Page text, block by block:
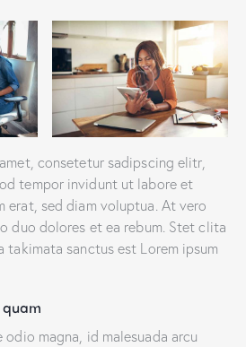
consetetur sadipscing elitr,
tempor invidunt ut labore et
erat, sed diam voluptua. At vero
duo dolores et ea rebum. Stet clita
takimata sanctus est Lorem ipsum
magna, id malesuada arcu